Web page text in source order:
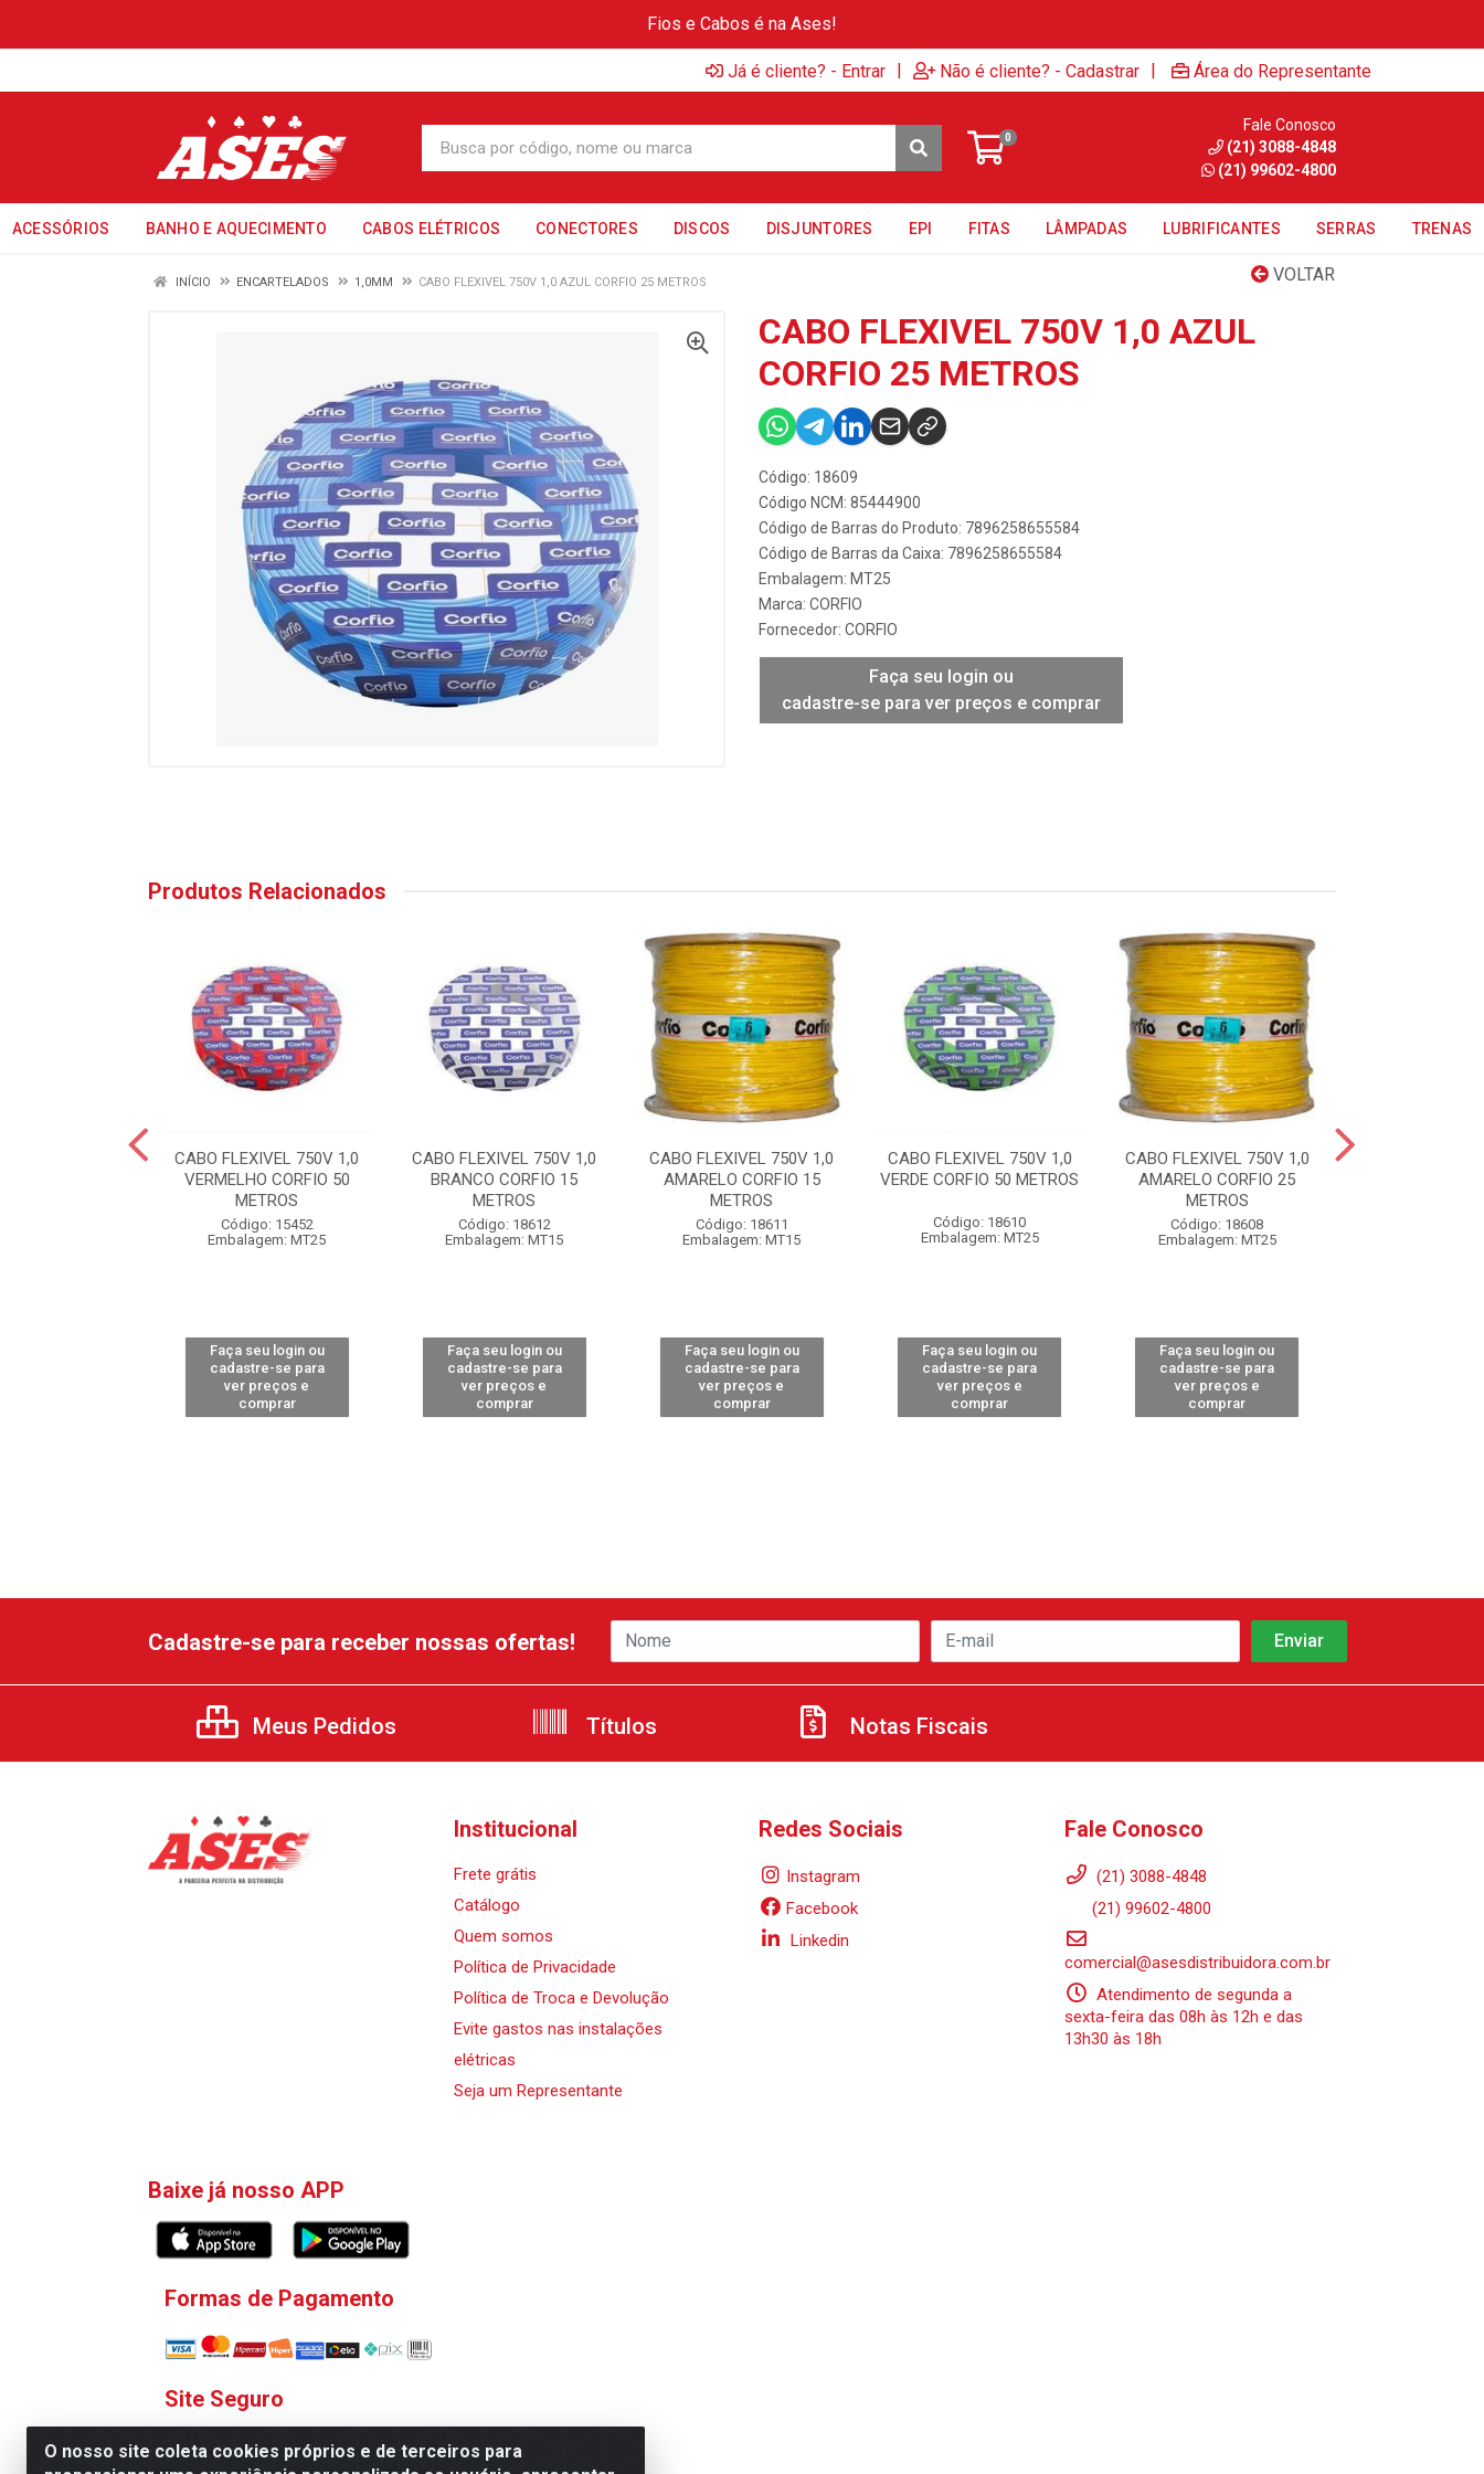
Fios e Cabos é na Ases!
Já é cliente? - Entrar | Não é cliente? - Cadastrar | Área do Representante
0
Fale Conosco
(21) 3088-4848
(21) 99602-4800
ACESSÓRIOS BANHO E AQUECIMENTO CABOS ELÉTRICOS CONECTORES DISCOS DISJUNTORES EPI FITAS LÂMPADAS LUBRIFICANTES SERRAS TRENAS
VOLTAR
INÍCIO ENCARTELADOS 1,0MM CABO FLEXIVEL 750V 1,0 AZUL CORFIO 25 METROS
CABO FLEXIVEL 750V 1,0 AZUL
CORFIO 25 METROS
Código: 18609
Código NCM: 85444900
Código de Barras do Produto: 7896258655584
Código de Barras da Caixa: 7896258655584
Embalagem: MT25
Marca: CORFIO
Fornecedor: CORFIO
Faça seu login ou
cadastre-se para ver preços e comprar
Produtos Relacionados
CABO FLEXIVEL 750V 1,0
VERMELHO CORFIO 50
METROS
Código: 15452
Embalagem: MT25
Faça seu login ou
cadastre-se para
ver preços e
comprar
CABO FLEXIVEL 750V 1,0
BRANCO CORFIO 15
METROS
Código: 18612
Embalagem: MT15
Faça seu login ou
cadastre-se para
ver preços e
comprar
CABO FLEXIVEL 750V 1,0
AMARELO CORFIO 15
METROS
Código: 18611
Embalagem: MT15
Faça seu login ou
cadastre-se para
ver preços e
comprar
CABO FLEXIVEL 750V 1,0
VERDE CORFIO 50 METROS
Código: 18610
Embalagem: MT25
Faça seu login ou
cadastre-se para
ver preços e
comprar
CABO FLEXIVEL 750V 1,0
AMARELO CORFIO 25
METROS
Código: 18608
Embalagem: MT25
Faça seu login ou
cadastre-se para
ver preços e
comprar
O nosso site coleta cookies próprios e de terceiros para
Cadastre-se para receber nossas ofertas!
Meus Pedidos Títulos Notas Fiscais
Institucional
Frete grátis
Catálogo
Quem somos
Política de Privacidade
Política de Troca e Devolução
Evite gastos nas instalações
elétricas
Seja um Representante
Redes Sociais
Instagram
Facebook
Linkedin
Fale Conosco
(21) 3088-4848
(21) 99602-4800
comercial@asesdistribuidora.com.br
Atendimento de segunda a
sexta-feira das 08h às 12h e das
13h30 às 18h
Baixe já nosso APP
Formas de Pagamento
Site Seguro